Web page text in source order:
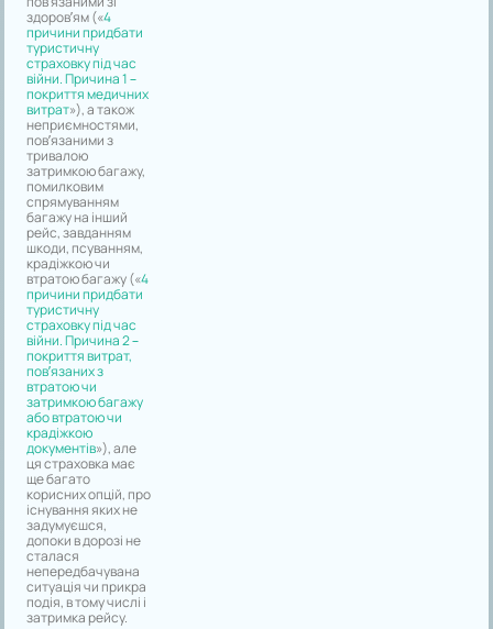
здоров’ям («4
причини придбати
туристичну
страховку під час
війни. Причина 1 –
покриття медичних
витрат»), а також
неприємностями,
пов’язаними з
тривалою
затримкою багажу,
помилковим
спрямуванням
багажу на інший
рейс, завданням
шкоди, псуванням,
крадіжкою чи
втратою багажу («4
причини придбати
туристичну
страховку під час
війни. Причина 2 –
покриття витрат,
пов’язаних з
втратою чи
затримкою багажу
або втратою чи
крадіжкою
документів»), але
ця страховка має
ще багато
корисних опцій, про
існування яких не
задумуєшся,
допоки в дорозі не
сталася
непередбачувана
ситуація чи прикра
подія, в тому числі і
затримка рейсу.